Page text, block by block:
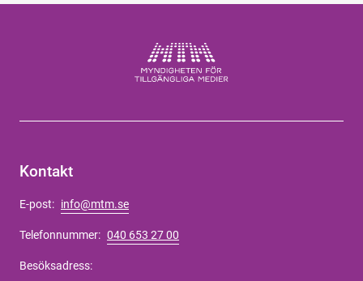
Kontakt
E-post: info@mtm.se
Telefonnummer: 040 653 27 00
Besöksadress: